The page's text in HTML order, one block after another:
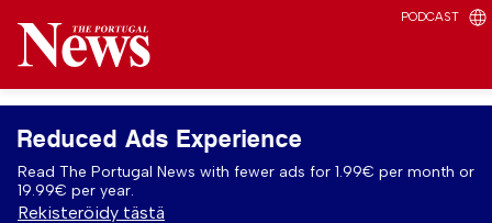
PODCAST
Reduced Ads Experience
Read The Portugal News with fewer ads for 1.99€ per month or
19.99€ per year.
Rekisteröidy tästä